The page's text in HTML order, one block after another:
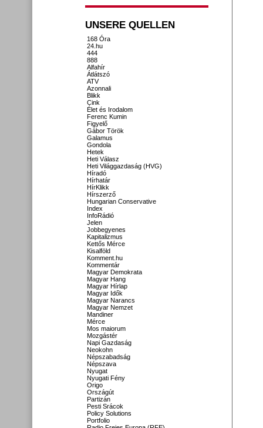
UNSERE QUELLEN
168 Óra
24.hu
444
888
Alfahír
Átlátszó
ATV
Azonnali
Blikk
Cink
Élet és Irodalom
Ferenc Kumin
Figyelő
Gábor Török
Galamus
Gondola
Hetek
Heti Válasz
Heti Világgazdaság (HVG)
Híradó
Hírhatár
HírKlikk
Hírszerző
Hungarian Conservative
Index
InfoRádió
Jelen
Jobbegyenes
Kapitalizmus
Kettős Mérce
Kisalföld
Komment.hu
Kommentár
Magyar Demokrata
Magyar Hang
Magyar Hírlap
Magyar Idők
Magyar Narancs
Magyar Nemzet
Mandiner
Mérce
Mos maiorum
Mozgástér
Napi Gazdaság
Neokohn
Népszabadság
Népszava
Nyugat
Nyugati Fény
Origo
Országút
Partizán
Pesti Srácok
Policy Solutions
Portfolio